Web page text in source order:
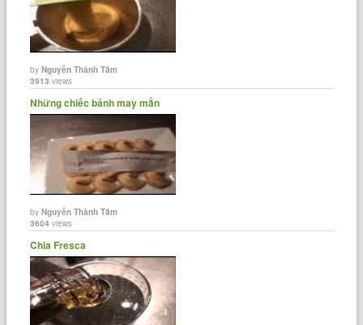
byNguyễn Thành Tâm
3913 views
Những chiếc bánh may mắn
byNguyễn Thành Tâm
3604 views
Chia Fresca